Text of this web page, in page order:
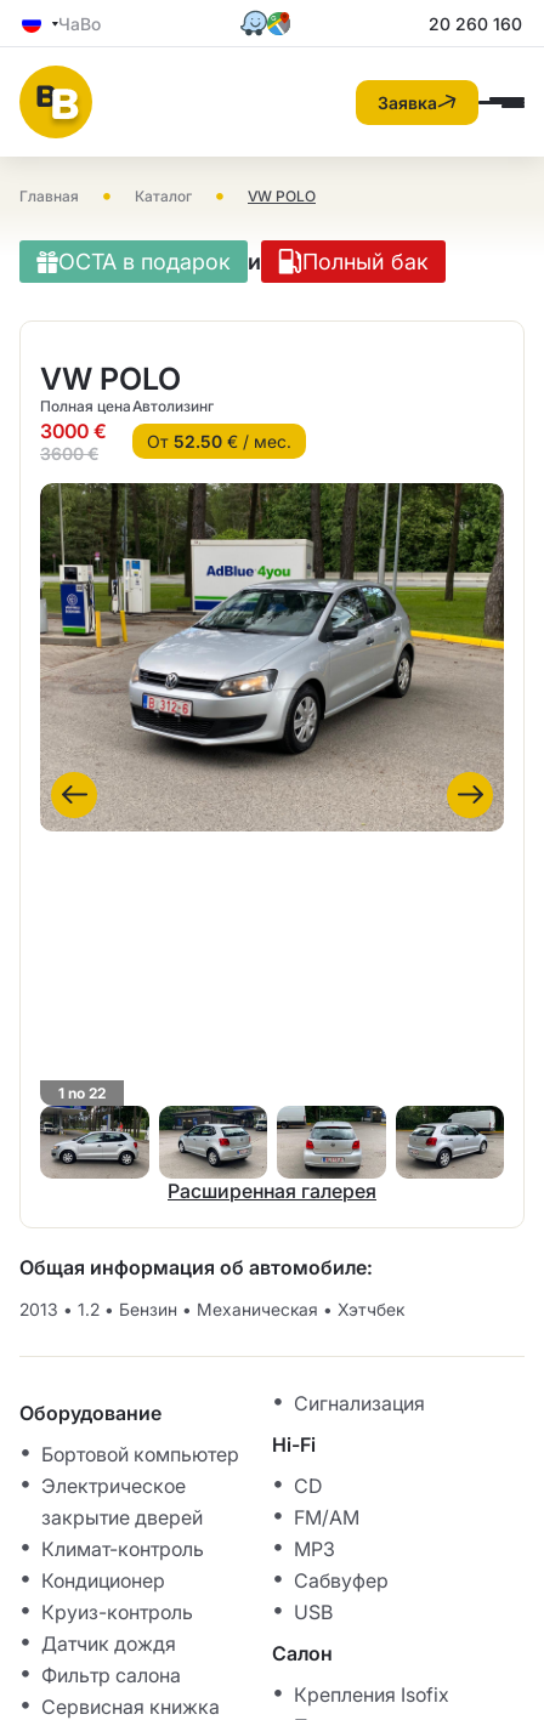
ЧаВо 20 260 160
Заявка
Главная • Каталог • VW POLO
OCTA в подарок и Полный бак
VW POLO
Полная цена
3000 €
3600 €
Автолизинг
От 52.50€ / мес.
1 no 22
Расширенная галерея
Общая информация об автомобиле:
2013 • 1.2 • Бензин • Механическая • Хэтчбек
Оборудование
Бортовой компьютер
Электрическое
закрытие дверей
Климат-контроль
Кондиционер
Круиз-контроль
Датчик дождя
Фильтр салона
Сервисная книжка
Сигнализация
Hi-Fi
CD
FM/AM
MP3
Сабвуфер
USB
Салон
Крепления Isofix